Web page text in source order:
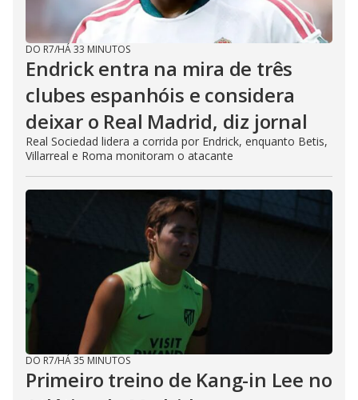
DO R7/HÁ 33 MINUTOS
Endrick entra na mira de três
clubes espanhóis e considera
deixar o Real Madrid, diz jornal
Real Sociedad lidera a corrida por Endrick, enquanto Betis,
Villarreal e Roma monitoram o atacante
DO R7/HÁ 35 MINUTOS
Primeiro treino de Kang-in Lee no